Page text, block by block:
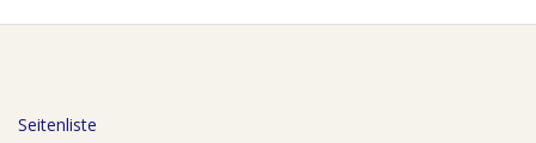
Seitenliste